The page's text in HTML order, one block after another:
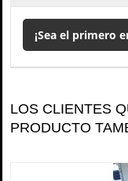
¡Sea el primero
LOS CLIENTES
PRODUCTO